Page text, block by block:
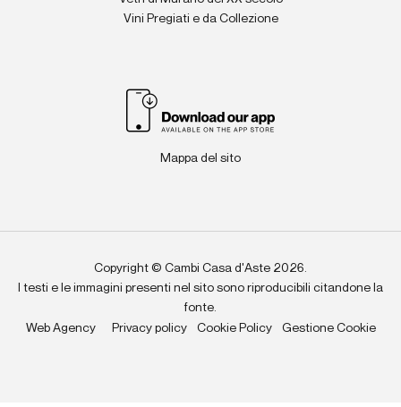
Vini Pregiati e da Collezione
Mappa del sito
Copyright © Cambi Casa d'Aste 2026.
I testi e le immagini presenti nel sito sono riproducibili citandone la
fonte.
Web Agency
Privacy policy Cookie Policy Gestione Cookie